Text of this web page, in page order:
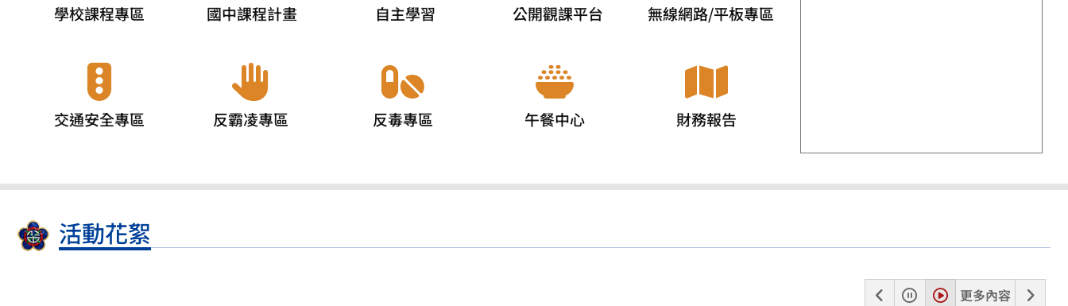
學校課程專區 國中課程計畫 自主學習 公開觀課平台 無線網路/平板專區
交通安全專區 反霸凌專區 反毒專區 午餐中心 財務報告
活動花絮
暫
播更多內容
下